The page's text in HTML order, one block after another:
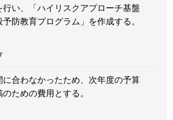
い、「ハイリスクアプローチ基盤
防教育プログラム」を作成する。
合わなかったため、次年度の予算
ための費用とする。